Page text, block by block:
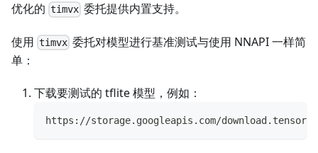
优化的 timvx 委托提供内置支持。
使用 timvx 委托对模型进行基准测试与使用 NNAPI 一样简
单：
下载要测试的 tflite 模型，例如：
https://storage.googleapis.com/